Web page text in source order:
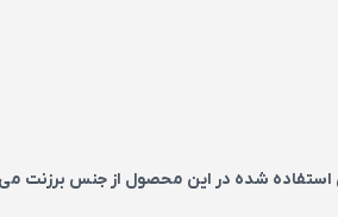
پارچه ی استفاده شده در این محصول از جنس